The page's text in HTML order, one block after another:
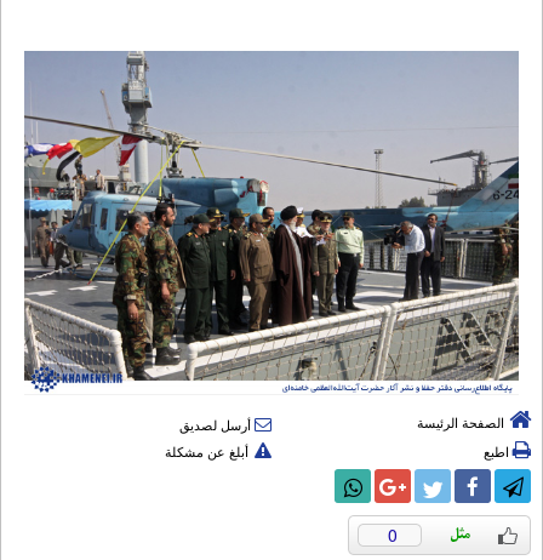
الصفحة الرئيسة
أرسل لصديق
اطبع
أبلغ عن مشكلة
0